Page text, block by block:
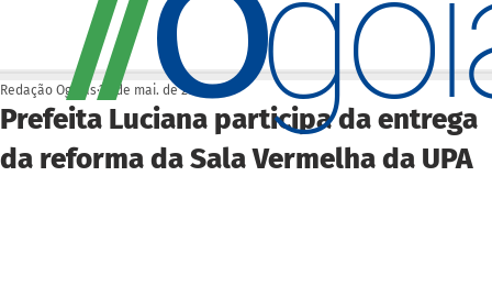
Prefeita Luciana participa da entrega
da reforma da Sala Vermelha da UPA
Redação Ogoiás 29 de mai. de 2025